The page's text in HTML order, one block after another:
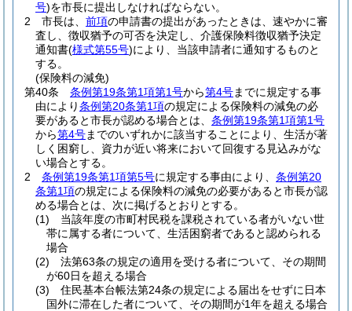
号)を市長に提出しなければならない。
2
市長は、 前項の申請書の提出があったときは、速やかに審
査し、徴収猶予の可否を決定し、介護保険料徴収猶予決定
通知書(様式第55号)により、当該申請者に通知するものと
する。
(保険料の減免)
第40条
条例第19条第1項第1号から第4号までに規定する事
由により条例第20条第1項の規定による保険料の減免の必
要があると市長が認める場合とは、 条例第19条第1項第1号
から第4号までのいずれかに該当することにより、生活が著
しく困窮し、資力が近い将来において回復する見込みがな
い場合とする。
2
条例第19条第1項第5号に規定する事由により、 条例第20
条第1項の規定による保険料の減免の必要があると市長が認
める場合とは、次に掲げるとおりとする。
(1)
当該年度の市町村民税を課税されている者がいない世
帯に属する者について、生活困窮者であると認められる
場合
(2)
法第63条の規定の適用を受ける者について、その期間
が60日を超える場合
(3)
住民基本台帳法第24条の規定による届出をせずに日本
国外に滞在した者について、その期間が1年を超える場合